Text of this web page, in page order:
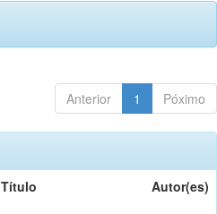
Anterior 1 Póximo
Título Autor(es)